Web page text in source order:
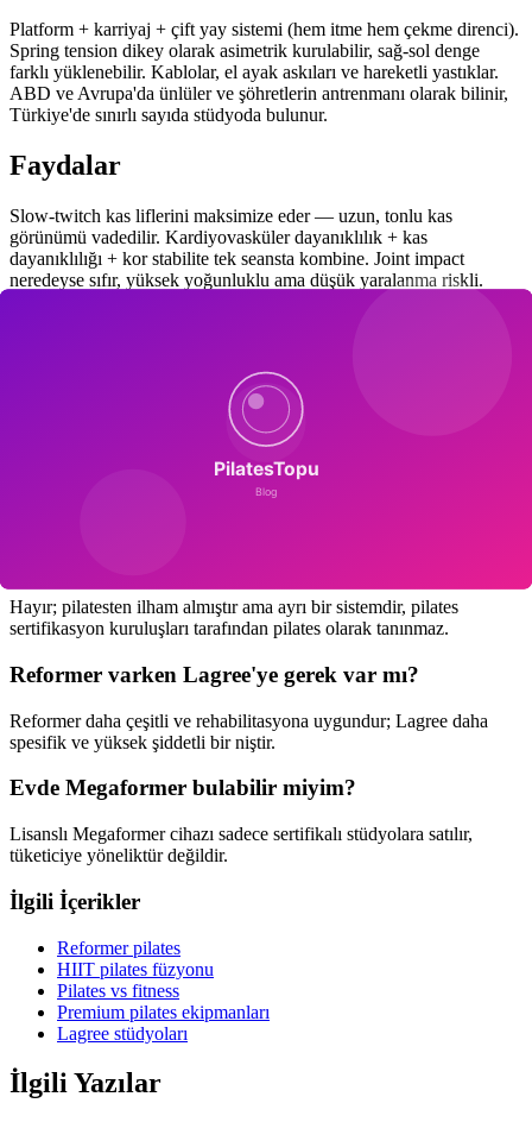
Platform + karriyaj + çift yay sistemi (hem itme hem çekme direnci).
Spring tension dikey olarak asimetrik kurulabilir, sağ-sol denge
farklı yüklenebilir. Kablolar, el ayak askıları ve hareketli yastıklar.
ABD ve Avrupa'da ünlüler ve şöhretlerin antrenmanı olarak bilinir,
Türkiye'de sınırlı sayıda stüdyoda bulunur.
Faydalar
Slow-twitch kas liflerini maksimize eder — uzun, tonlu kas
görünümü vadedilir. Kardiyovasküler dayanıklılık + kas
dayanıklılığı + kor stabilite tek seansta kombine. Joint impact
neredeyse sıfır, yüksek yoğunluklu ama düşük yaralanma riskli.
Pilates altyapısı olan ileri seviye kişiler, kısa sürede yoğun
antrenman isteyen profesyoneller. Kontrendikasyon: akut sırt/omuz
yaralanması, başlangıç seviyesi (doğrudan başlamak zordur), gebelik
(uyarlama gerekir). Seans ücreti pilatesten belirgin yüksek (tek seans
Hayır; pilatesten ilham almıştır ama ayrı bir sistemdir, pilates
sertifikasyon kuruluşları tarafından pilates olarak tanınmaz.
Reformer varken Lagree'ye gerek var mı?
Reformer daha çeşitli ve rehabilitasyona uygundur; Lagree daha
spesifik ve yüksek şiddetli bir niştir.
Evde Megaformer bulabilir miyim?
Lisanslı Megaformer cihazı sadece sertifikalı stüdyolara satılır,
tüketiciye yöneliktür değildir.
İlgili İçerikler
Reformer pilates
HIIT pilates füzyonu
Pilates vs fitness
Premium pilates ekipmanları
Lagree stüdyoları
İlgili Yazılar